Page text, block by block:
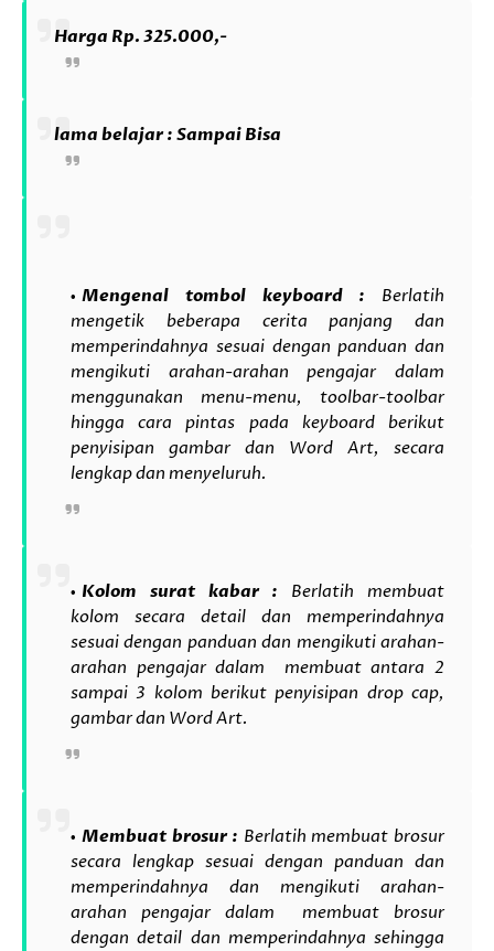
Harga Rp. 325.000,-
lama belajar : Sampai Bisa
Mengenal tombol keyboard : Berlatih
mengetik beberapa cerita panjang dan
memperindahnya sesuai dengan panduan dan
mengikuti arahan-arahan pengajar dalam
menggunakan menu-menu, toolbar-toolbar
hingga cara pintas pada keyboard berikut
penyisipan gambar dan Word Art, secara
lengkap dan menyeluruh.
Kolom surat kabar : Berlatih membuat
kolom secara detail dan memperindahnya
sesuai dengan panduan dan mengikuti arahan-
arahan pengajar dalam membuat antara 2
sampai 3 kolom berikut penyisipan drop cap,
gambar dan Word Art.
Membuat brosur : Berlatih membuat brosur
secara lengkap sesuai dengan panduan dan
memperindahnya dan mengikuti arahan-
arahan pengajar dalam membuat brosur
dengan detail dan memperindahnya sehingga